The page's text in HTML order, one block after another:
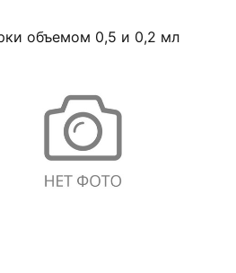
объемом 0,5 и 0,2 мл